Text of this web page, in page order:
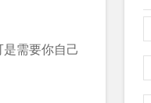
需要你自己